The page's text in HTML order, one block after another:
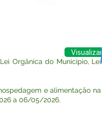
Orgânica do Município, Lei
e alimentação na
a 06/05/2026.
Visualizar